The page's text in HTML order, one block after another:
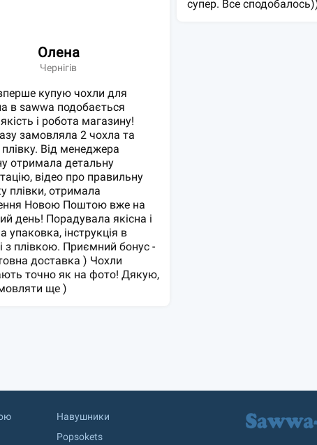
Олена
Чернігів
купую чохли для
в sawwa подобається
і робота магазину!
замовляла 2 чохла та
Від менеджера
отримала детальну
відео про правильну
плівки, отримала
Новою Поштою вже на
день! Порадувала якісна і
упаковка, інструкція в
з плівкою. Приємний бонус -
доставка ) Чохли
точно як на фото! Дякую,
ще )
супер. Все
Навушники
Popsokets